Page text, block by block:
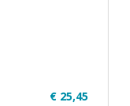
€ 25,45